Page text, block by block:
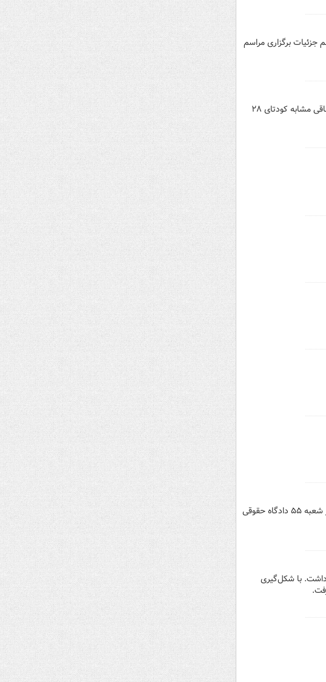
برگزاری مراسم
سال‌ها از تسخیر لانه جاسوسی می‌گذرد، سفارتی که اگر دانشجویان ایرانی آن را اشغال نمی‌کردند، اتفاقی مشابه کودتای ۲۸
سومین جلسه رسیدگی به پرونده کودتای ۲۸ مردادماه سال ۱۳۳۲ امروز سه‌شنبه (۲۸ مرداد ۱۴۰۴) در شعبه ۵۵ دادگاه حقوقی
داشت. با شکل‌گیری